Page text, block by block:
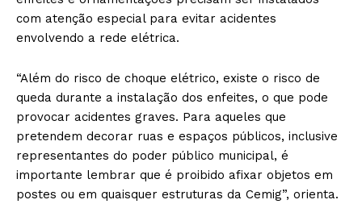
com atenção especial para evitar acidentes
envolvendo a rede elétrica.
“Além do risco de choque elétrico, existe o risco de
queda durante a instalação dos enfeites, o que pode
provocar acidentes graves. Para aqueles que
pretendem decorar ruas e espaços públicos, inclusive
representantes do poder público municipal, é
importante lembrar que é proibido afixar objetos em
postes ou em quaisquer estruturas da Cemig”, orienta.